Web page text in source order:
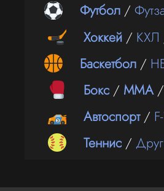
Футбол /
Хоккей / КХЛ
Баскетбол /
Бокс / ММА/
Автоспорт/
Теннис /